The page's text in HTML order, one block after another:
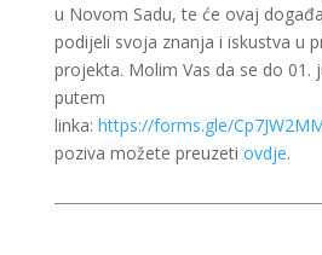
u Novom Sadu, te će ovaj
podijeli svoja znanja i iskustva u
projekta. Molim Vas da se do 01.
putem
linka: https://forms.gle/
poziva možete preuzeti ovdje.